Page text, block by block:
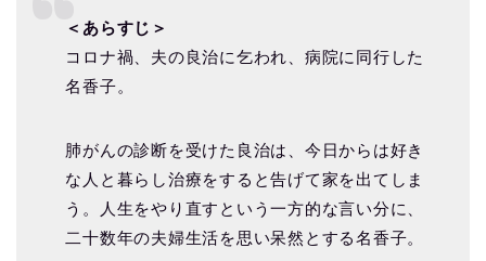
＜あらすじ＞
コロナ禍、夫の良治に乞われ、病院に同行した
名香子。
肺がんの診断を受けた良治は、今日からは好き
な人と暮らし治療をすると告げて家を出てしま
う。人生をやり直すという一方的な言い分に、
二十数年の夫婦生活を思い呆然とする名香子。